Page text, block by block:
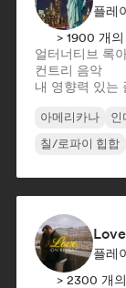
플레
> 1900 개
얼터너티브 록
컨트리 음악
내 영향력 있는
아메리카나 인
칠/로파이 힙합
플레
> 2300 개